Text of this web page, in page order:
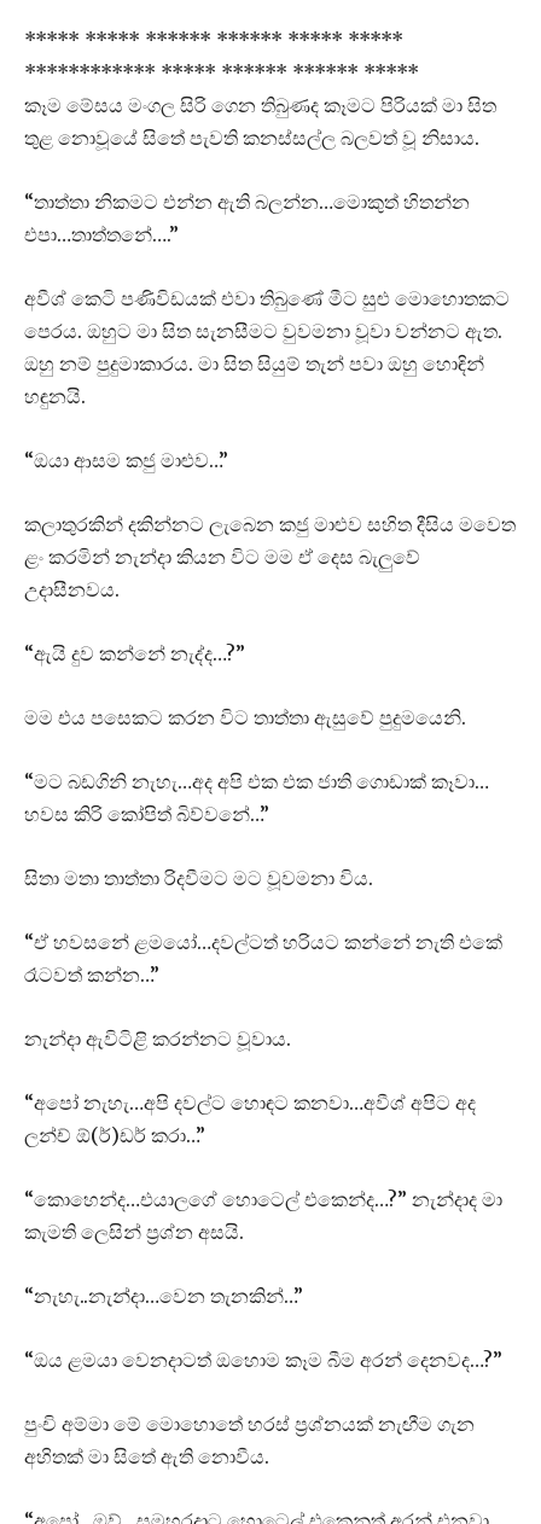
***** ***** ****** ****** ***** *****
************ ***** ****** ****** *****
කෑම මේසය මංගල සිරි ගෙන තිබුණද කෑමට පිරියක් මා සිත
තුළ නොවූයේ සිතේ පැවති කනස්සල්ල බලවත් වූ නිසාය.
“තාත්තා නිකමට එන්න ඇති බලන්න…මොකුත් හිතන්න
එපා…තාත්තනේ….”
අවීශ් කෙටි පණිවිඩයක් එවා තිබුණේ මීට සුළු මොහොතකට
පෙරය. ඔහුට මා සිත සැනසීමට වුවමනා වූවා වන්නට ඇත.
ඔහු නම් පුදුමාකාරය. මා සිත සියුම් තැන් පවා ඔහු හොඳින්
හඳුනයි.
“ඔයා ආසම කජු මාළුව…”
කලාතුරකින් දකින්නට ලැබෙන කජු මාළුව සහිත දීසිය මවෙත
ළං කරමින් නැන්දා කියන විට මම ඒ දෙස බැලුවේ
උදාසීනවය.
“ඇයි දුව කන්නේ නැද්ද…?”
මම එය පසෙකට කරන විට තාත්තා ඇසුවේ පුදුමයෙනි.
“මට බඩගිනි නැහැ…අද අපි එක එක ජාති ගොඩාක් කෑවා…
හවස කිරි කෝපිත් බිව්වනේ…”
සිතා මතා තාත්තා රිදවීමට මට වූවමනා විය.
“ඒ හවසනේ ළමයෝ…දවල්ටත් හරියට කන්නේ නැති එකේ
රෑටවත් කන්න…”
නැන්දා ඇවිටිළි කරන්නට වූවාය.
“අපෝ නැහැ…අපි දවල්ට හොඳට කනවා…අවීශ් අපිට අද
ලන්ච් ඕ(ර්)ඩර් කරා…”
“කොහෙන්ද…එයාලගේ හොටෙල් එකෙන්ද…?” නැන්දාද මා
කැමති ලෙසින් ප්‍රශ්න අසයි.
“නැහැ..නැන්දා…වෙන තැනකින්…”
“ඔය ළමයා වෙනදාටත් ඔහොම කෑම බීම අරන් දෙනවද…?”
පුංචි අම්මා මේ මොහොතේ හරස් ප්‍රශ්නයක් නැඟීම ගැන
අහිතක් මා සිතේ ඇති නොවීය.